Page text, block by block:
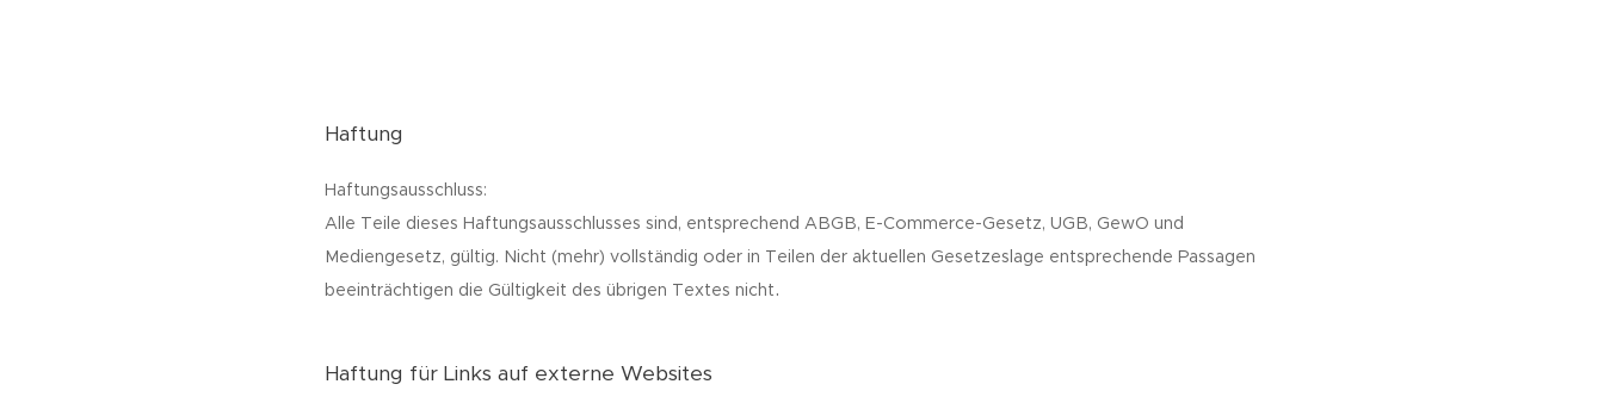
Haftung
Haftungsausschluss:
Alle Teile dieses Haftungsausschlusses sind, entsprechend ABGB, E-Commerce-Gesetz, UGB, GewO und
Mediengesetz, gültig. Nicht (mehr) vollständig oder in Teilen der aktuellen Gesetzeslage entsprechende Passagen
beeinträchtigen die Gültigkeit des übrigen Textes nicht.
Haftung für Links auf externe Websites